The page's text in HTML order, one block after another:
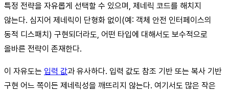
특정 전략을 자유롭게 선택할 수 있으며, 제네릭 코드를 해치지
않는다. 심지어 제네릭이 단형화 없이(예: 객체 안전 인터페이스의
동적 디스패치) 구현되더라도, 어떤 타입에 대해서도 보수적으로
올바른 전략이 존재한다.
이 자유도는 입력 값과 유사하다. 입력 값도 참조 기반 또는 복사 기반
구현 어느 쪽이든 제네릭성을 깨뜨리지 않는다. 여기서도 많은 작은